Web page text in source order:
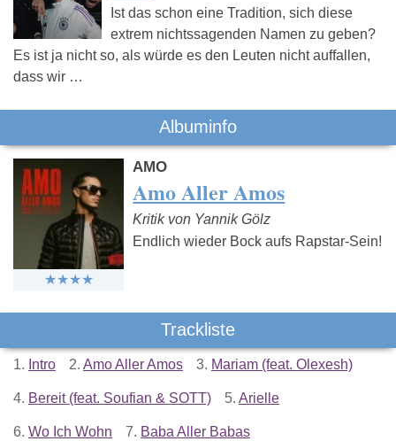
Ist das schon eine Tradition, sich diese
extrem nichtssagenden Namen zu geben?
Es ist ja nicht so, als würde es den Leuten nicht auffallen,
dass wir …
Albuminfo
AMO
Amo Aller Amos
Kritik von Yannik Gölz
Endlich wieder Bock aufs Rapstar-Sein!
Trackliste
1. Intro 2. Amo Aller Amos 3. Mariam (feat. Olexesh)
4. Bereit (feat. Soufian & SOTT) 5. Arielle
6. Wo Ich Wohn 7. Baba Aller Babas